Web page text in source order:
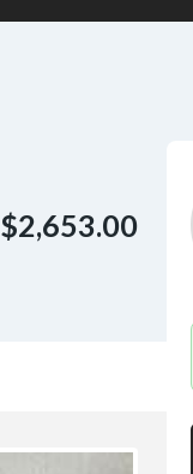
$2,653.00